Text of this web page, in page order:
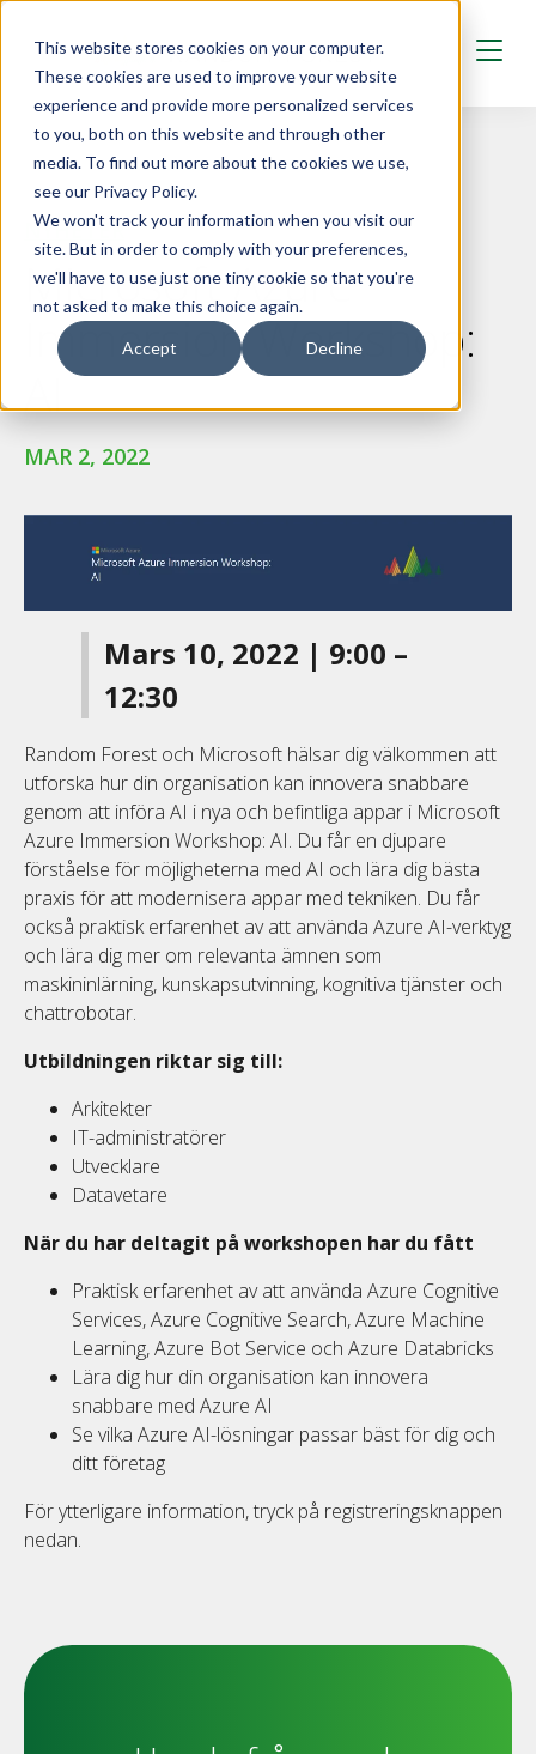
This website stores cookies on your computer.
These cookies are used to improve your website
experience and provide more personalized services
to you, both on this website and through other
media. To find out more about the cookies we use,
see our Privacy Policy.
We won't track your information when you visit our
site. But in order to comply with your preferences,
we'll have to use just one tiny cookie so that you're
not asked to make this choice again.
Accept Decline
NYHETER
Microsoft Azure
Immersion Workshop:
AI
MAR 2, 2022
Mars 10, 2022 | 9:00 –
12:30
Random Forest och Microsoft hälsar dig välkommen att
utforska hur din organisation kan innovera snabbare
genom att införa AI i nya och befintliga appar i Microsoft
Azure Immersion Workshop: AI. Du får en djupare
förståelse för möjligheterna med AI och lära dig bästa
praxis för att modernisera appar med tekniken. Du får
också praktisk erfarenhet av att använda Azure AI-verktyg
och lära dig mer om relevanta ämnen som
maskininlärning, kunskapsutvinning, kognitiva tjänster och
chattrobotar.
Utbildningen riktar sig till:
Arkitekter
IT-administratörer
Utvecklare
Datavetare
När du har deltagit på workshopen har du fått
Praktisk erfarenhet av att använda Azure Cognitive
Services, Azure Cognitive Search, Azure Machine
Learning, Azure Bot Service och Azure Databricks
Lära dig hur din organisation kan innovera
snabbare med Azure AI
Se vilka Azure AI-lösningar passar bäst för dig och
ditt företag
För ytterligare information, tryck på registreringsknappen
nedan.